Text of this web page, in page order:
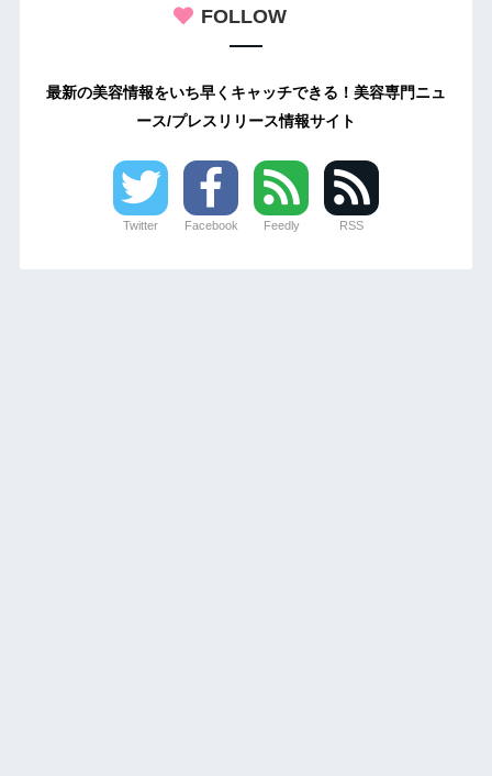
FOLLOW
最新の美容情報をいち早くキャッチできる！美容専門ニュ
ース/プレスリリース情報サイト
Twitter Facebook Feedly RSS